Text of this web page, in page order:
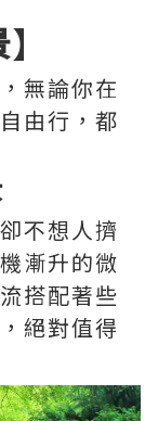
】
無論你在
由行，都
不想人擠
漸升的微
搭配著些
絕對值得